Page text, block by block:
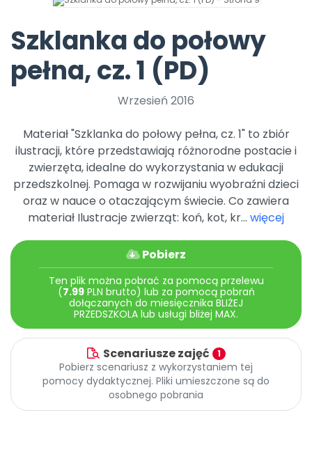
Archiwalne numery
Pomoc
Szklanka do połowy
pełna, cz. 1 (PD)
Wrzesień 2016
Materiał "Szklanka do połowy pełna, cz. 1" to zbiór
ilustracji, które przedstawiają różnorodne postacie i
zwierzęta, idealne do wykorzystania w edukacji
przedszkolnej. Pomaga w rozwijaniu wyobraźni dzieci
oraz w nauce o otaczającym świecie. Co zawiera
materiał Ilustracje zwierząt: koń, kot, kr... więcej
Pobierz
Ten plik można pobrać za pomocą przelewu
(7.99PLN brutto) lub za pomocą pobrań
dołączanych do miesięcznika BLIŻEJ
PRZEDSZKOLA lub usługi bliżej MAX.
Scenariusze zajęć 1
Pobierz scenariusz z wykorzystaniem tej
pomocy dydaktycznej. Pliki umieszczone są do
osobnego pobrania